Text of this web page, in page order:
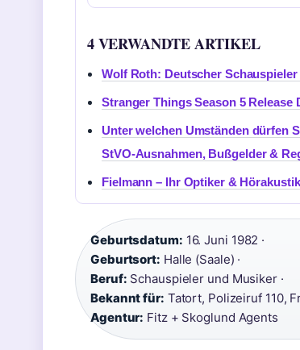
4 VERWANDTE ARTIKEL
Wolf Roth: Deutscher
Stranger Things Season 5 Release
Unter welchen Umständen dürfen
StVO-Ausnahmen, Bußgelder &
Fielmann – Ihr Optiker &
Geburtsdatum: 16. Juni 1982 ·
Geburtsort: Halle (Saale) ·
Beruf: Schauspieler und Musiker ·
Bekannt für: Tatort, Polizeiruf 110,
Agentur: Fitz + Skoglund Agents